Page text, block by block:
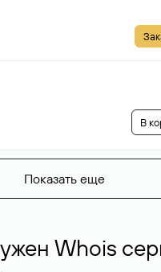
В
Показать еще
Whois